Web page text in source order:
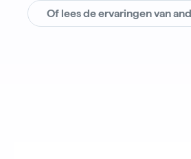
Of lees de ervaringen van